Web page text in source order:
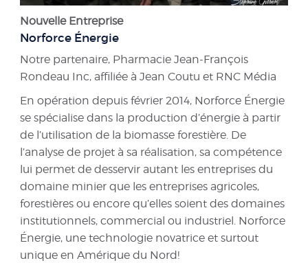
Nouvelle Entreprise
Norforce Énergie
Notre partenaire, Pharmacie Jean-François
Rondeau Inc, affiliée à Jean Coutu et RNC Média
En opération depuis février 2014, Norforce Énergie
se spécialise dans la production d’énergie à partir
de l’utilisation de la biomasse forestière. De
l’analyse de projet à sa réalisation, sa compétence
lui permet de desservir autant les entreprises du
domaine minier que les entreprises agricoles,
forestières ou encore qu’elles soient des domaines
institutionnels, commercial ou industriel. Norforce
Énergie, une technologie novatrice et surtout
unique en Amérique du Nord!